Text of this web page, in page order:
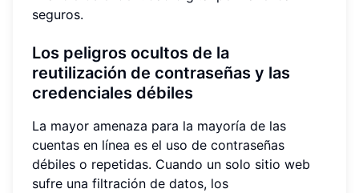
seguros.
Los peligros ocultos de la
reutilización de contraseñas y las
credenciales débiles
La mayor amenaza para la mayoría de las
cuentas en línea es el uso de contraseñas
débiles o repetidas. Cuando un solo sitio web
sufre una filtración de datos, los